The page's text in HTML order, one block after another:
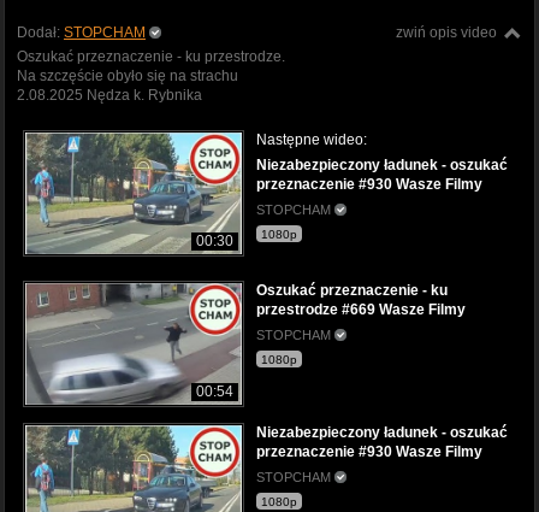
zwiń opis video
Dodał: STOPCHAM
Oszukać przeznaczenie - ku przestrodze.
Na szczęście obyło się na strachu
2.08.2025 Nędza k. Rybnika
00:30
Następne wideo:
Niezabezpieczony ładunek - oszukać
przeznaczenie #930 Wasze Filmy
STOPCHAM
1080p
00:54
Oszukać przeznaczenie - ku
przestrodze #669 Wasze Filmy
STOPCHAM
1080p
Niezabezpieczony ładunek - oszukać
przeznaczenie #930 Wasze Filmy
STOPCHAM
1080p